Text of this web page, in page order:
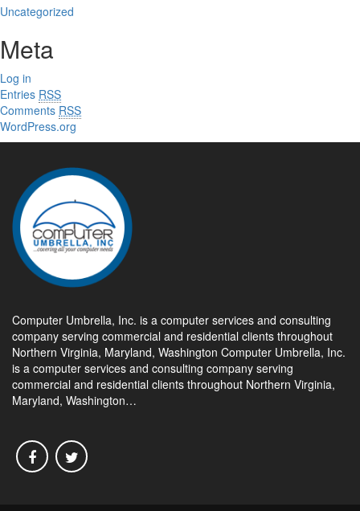
Uncategorized
Meta
Log in
Entries RSS
Comments RSS
WordPress.org
Computer Umbrella, Inc. is a computer services and consulting
company serving commercial and residential clients throughout
Northern Virginia, Maryland, Washington Computer Umbrella, Inc.
is a computer services and consulting company serving
commercial and residential clients throughout Northern Virginia,
Maryland, Washington…